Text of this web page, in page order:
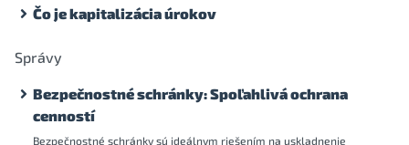
Čo je kapitalizácia úrokov
Správy
Bezpečnostné schránky: Spoľahlivá ochrana
cenností
Bezpečnostné schránky sú ideálnym riešením na uskladnenie